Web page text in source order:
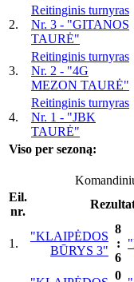
2.
Reitinginis turnyras
Nr. 3 - "GITANOS
TAURĖ"
3.
Reitinginis turnyras
Nr. 2 - "4G
MEZON TAURĖ"
4.
Reitinginis turnyras
Nr. 1 - "JBK
TAURĖ"
Viso per sezoną:
Eil.
nr.
1.
"KLAIPĖDOS
BŪRYS 3"
8
:
6
0